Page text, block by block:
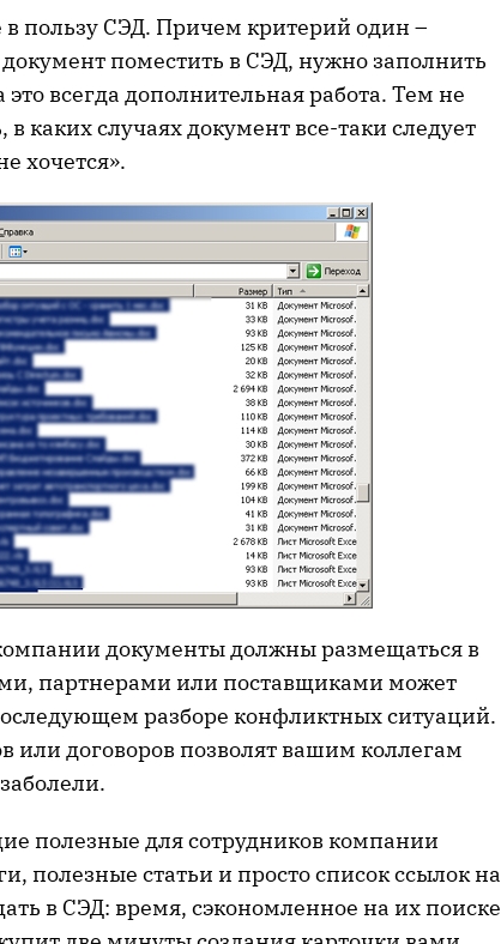
пользу СЭД. Причем критерий один –
поместить в СЭД, нужно заполнить
всегда дополнительная работа. Тем не
каких случаях документ все-таки следует
хочется».
документы должны размещаться в
партнерами или поставщиками может
разборе конфликтных ситуаций.
или договоров позволят вашим коллегам
полезные для сотрудников компании
полезные статьи и просто список ссылок на
в СЭД: время, сэкономленное на их поиске